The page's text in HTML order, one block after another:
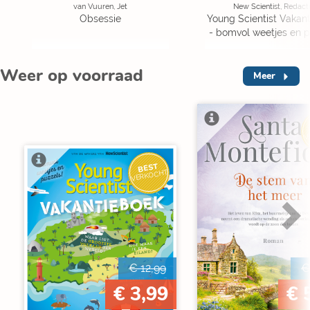
van Vuuren, Jet
Obsessie
New Scientist,
Young Scientist
- bomvol weetjes en
Weer op voorraad Meer
BEST
VERKOCHT
€ 12,99
€ 3,99
€
€